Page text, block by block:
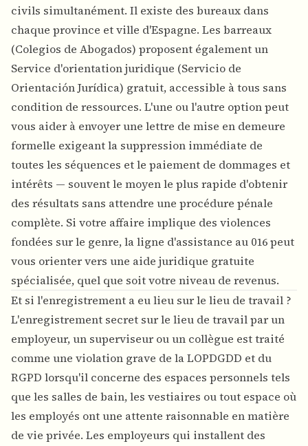
civils simultanément. Il existe des bureaux dans
chaque province et ville d'Espagne. Les barreaux
(Colegios de Abogados) proposent également un
Service d'orientation juridique (Servicio de
Orientación Jurídica) gratuit, accessible à tous sans
condition de ressources. L'une ou l'autre option peut
vous aider à envoyer une lettre de mise en demeure
formelle exigeant la suppression immédiate de
toutes les séquences et le paiement de dommages et
intérêts — souvent le moyen le plus rapide d'obtenir
des résultats sans attendre une procédure pénale
complète. Si votre affaire implique des violences
fondées sur le genre, la ligne d'assistance au 016 peut
vous orienter vers une aide juridique gratuite
spécialisée, quel que soit votre niveau de revenus.
Et si l'enregistrement a eu lieu sur le lieu de travail ?
L'enregistrement secret sur le lieu de travail par un
employeur, un superviseur ou un collègue est traité
comme une violation grave de la LOPDGDD et du
RGPD lorsqu'il concerne des espaces personnels tels
que les salles de bain, les vestiaires ou tout espace où
les employés ont une attente raisonnable en matière
de vie privée. Les employeurs qui installent des